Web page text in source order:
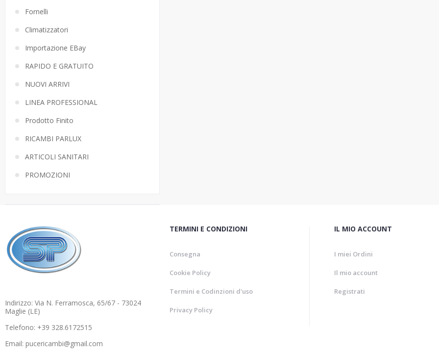
Fornelli
Climatizzatori
Importazione EBay
RAPIDO E GRATUITO
NUOVI ARRIVI
LINEA PROFESSIONAL
Prodotto Finito
RICAMBI PARLUX
ARTICOLI SANITARI
PROMOZIONI
Indirizzo: Via N. Ferramosca, 65/67 - 73024
Maglie (LE)
Telefono: +39 328.6172515
Email: pucericambi@gmail.com
TERMINI E CONDIZIONI
Consegna
Cookie Policy
Termini e Codinzioni d'uso
Privacy Policy
IL MIO ACCOUNT
I miei Ordini
Il mio account
Registrati